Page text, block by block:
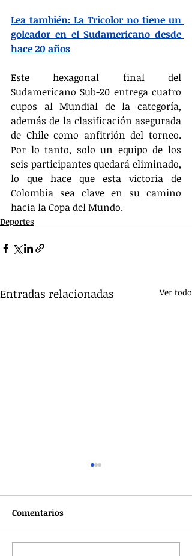
Lea también: La Tricolor no tiene un
goleador en el Sudamericano desde
hace 20 años
Este hexagonal final del
Sudamericano Sub-20 entrega cuatro
cupos al Mundial de la categoría,
además de la clasificación asegurada
de Chile como anfitrión del torneo.
Por lo tanto, solo un equipo de los
seis participantes quedará eliminado,
lo que hace que esta victoria de
Colombia sea clave en su camino
hacia la Copa del Mundo.
Deportes
Entradas relacionadas Ver todo
Comentarios